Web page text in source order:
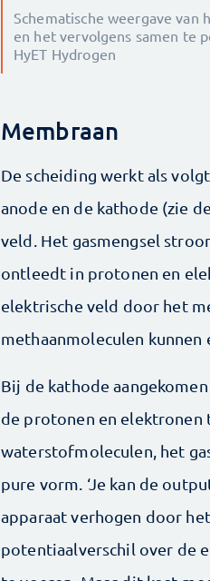
Schematische weergave
en het vervolgens samen te
HyET Hydrogen
Membraan
De scheiding werkt als
anode en de kathode (zie
veld. Het gasmengsel
ontleedt in protonen en
elektrische veld door het
methaanmoleculen
Bij de kathode
de protonen en elektronen
waterstofmoleculen, het
pure vorm. ‘Je kan de
apparaat verhogen door het
potentiaalverschil over de